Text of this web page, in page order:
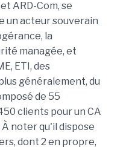
ARD-Com, se
un acteur souverain
la
managée, et
ETI, des
généralement, du
de 55
clients pour un CA
noter qu'il dispose
dont 2 en propre,